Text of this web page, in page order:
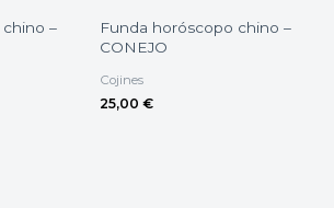
–
Funda horóscopo chino –
CONEJO
Cojines
25,00 €